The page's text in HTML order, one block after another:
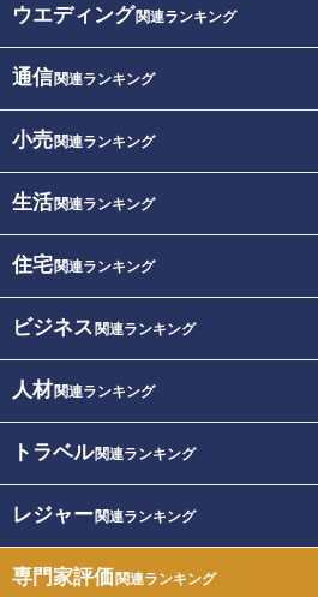
ウエディング関連ランキング
通信関連ランキング
小売関連ランキング
生活関連ランキング
住宅関連ランキング
ビジネス 関連ランキング
人材関連ランキング
トラベル関連ランキング
レジャー関連ランキング
専門家評価関連ランキング